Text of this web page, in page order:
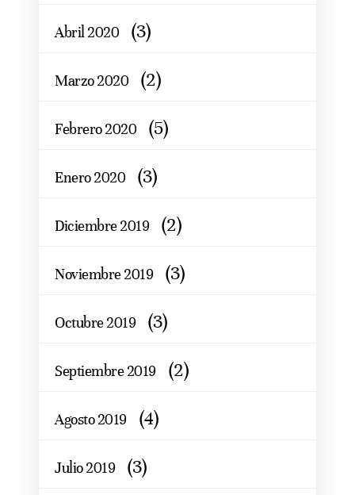
Abril 2020 (3)
Marzo 2020 (2)
Febrero 2020 (5)
Enero 2020 (3)
Diciembre 2019 (2)
Noviembre 2019 (3)
Octubre 2019 (3)
Septiembre 2019 (2)
Agosto 2019 (4)
Julio 2019 (3)